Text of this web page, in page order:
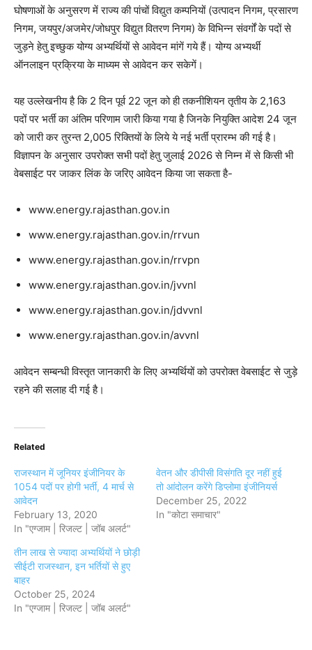
घोषणाओं के अनुसरण में राज्य की पांचों विद्युत कम्पनियों (उत्पादन निगम, प्रसारण
निगम, जयपुर/अजमेर/जोधपुर विद्युत वितरण निगम) के विभिन्न संवर्गों के पदों से
जुड़ने हेतु इच्छुक योग्य अभ्यर्थियों से आवेदन मांगें गये हैं। योग्य अभ्यर्थी
ऑनलाइन प्रक्रिया के माध्यम से आवेदन कर सकेगें।
यह उल्लेखनीय है कि 2 दिन पूर्व 22 जून को ही तकनीशियन तृतीय के 2,163
पदों पर भर्ती का अंतिम परिणाम जारी किया गया है जिनके नियुक्ति आदेश 24 जून
को जारी कर तुरन्त 2,005 रिक्तियों के लिये ये नई भर्ती प्रारम्भ की गई है।
विज्ञापन के अनुसार उपरोक्त सभी पदों हेतु जुलाई 2026 से निम्न में से किसी भी
वेबसाईट पर जाकर लिंक के जरिए आवेदन किया जा सकता है-
www.energy.rajasthan.gov.in
www.energy.rajasthan.gov.in/rrvun
www.energy.rajasthan.gov.in/rrvpn
www.energy.rajasthan.gov.in/jvvnl
www.energy.rajasthan.gov.in/jdvvnl
www.energy.rajasthan.gov.in/avvnl
आवेदन सम्बन्धी विस्तृत जानकारी के लिए अभ्यर्थियों को उपरोक्त वेबसाईट से जुड़े
रहने की सलाह दी गई है।
Related
राजस्थान में जूनियर इंजीनियर के
1054 पदों पर होगी भर्ती, 4 मार्च से
आवेदन
February 13, 2020
In "एग्जाम | रिजल्ट | जॉब अलर्ट"
वेतन और डीपीसी विसंगति दूर नहीं हुई
तो आंदोलन करेंगे डिप्लोमा इंजीनियर्स
December 25, 2022
In "कोटा समाचार"
तीन लाख से ज्यादा अभ्यर्थियों ने छोड़ी
सीईटी राजस्थान, इन भर्तियों से हुए
बाहर
October 25, 2024
In "एग्जाम | रिजल्ट | जॉब अलर्ट"